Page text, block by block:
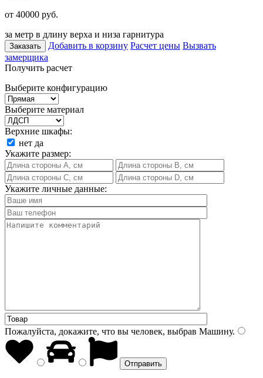
от 40000 руб.
за метр в длину верха и низа гарнитура
Заказать Добавить в корзину Расчет цены Вызвать
замерщика
Получить расчет
Выберите конфигурацию
Выберите материал
Верхние шкафы:
нет да
Укажите размер:
Укажите личные данные:
Пожалуйста, докажите, что вы человек, выбрав Машину.